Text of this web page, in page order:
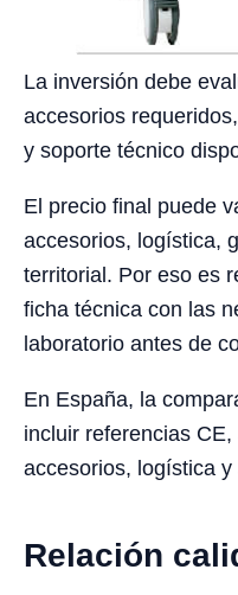
La inversión debe
accesorios
y soporte técnico
El precio final puede
accesorios, logística,
territorial. Por eso es
ficha técnica con las
laboratorio antes de
En España, la
incluir referencias
accesorios, logística
Relación